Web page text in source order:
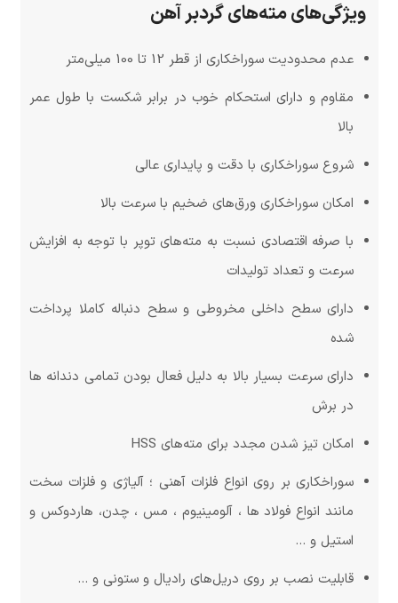
ویژگی‌های مته‌های گردبر آهن
عدم محدودیت سوراخکاری از قطر 12 تا 100 میلی‌متر
مقاوم و دارای استحکام خوب در برابر شکست با طول عمر
بالا
شروع سوراخکاری با دقت و پایداری عالی
امکان سوراخکاری ورق‌های ضخیم با سرعت بالا
با صرفه اقتصادی نسبت به مته‌های توپر با توجه به افزایش
سرعت و تعداد تولیدات
دارای سطح داخلی مخروطی و سطح دنباله کاملا پرداخت
شده
دارای سرعت بسیار بالا به دلیل فعال بودن تمامی دندانه ها
در برش
امکان تیز شدن مجدد برای مته‌های HSS
سوراخکاری بر روی انواع فلزات آهنی ؛ آلیاژی و فلزات سخت
مانند انواع فولاد ها ، آلومینیوم ، مس ، چدن، هاردوکس و
استیل و …
قابلیت نصب بر روی دریل‌های رادیال و ستونی و …